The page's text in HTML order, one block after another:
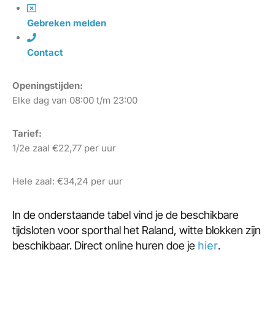
Gebreken melden
Contact
Openingstijden:
Elke dag van 08:00 t/m 23:00
Tarief:
1/2e zaal €22,77 per uur
Hele zaal: €34,24 per uur
In de onderstaande tabel vind je de beschikbare
tijdsloten voor sporthal het Raland, witte blokken zijn
beschikbaar. Direct online huren doe je hier.